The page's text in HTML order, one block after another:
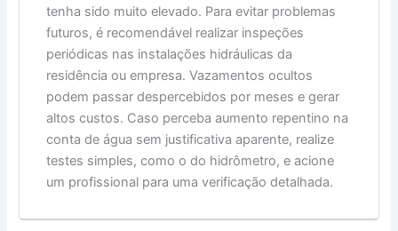
tenha sido muito elevado. Para evitar problemas
futuros, é recomendável realizar inspeções
periódicas nas instalações hidráulicas da
residência ou empresa. Vazamentos ocultos
podem passar despercebidos por meses e gerar
altos custos. Caso perceba aumento repentino na
conta de água sem justificativa aparente, realize
testes simples, como o do hidrômetro, e acione
um profissional para uma verificação detalhada.